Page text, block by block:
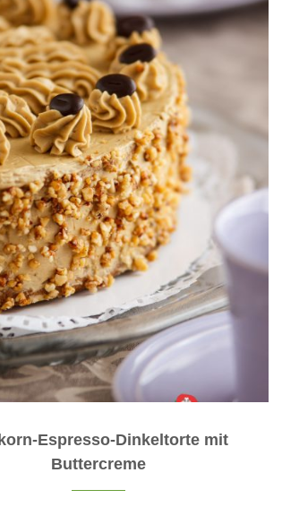
Espresso-Dinkeltorte mit
Buttercreme